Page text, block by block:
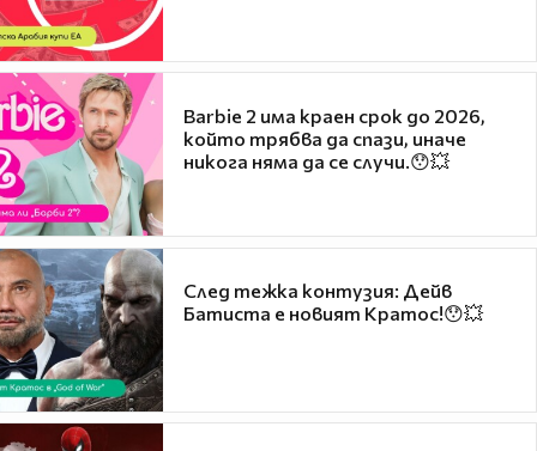
Barbie 2 има краен срок до 2026,
който трябва да спази, иначе
никога няма да се случи.😯💥
След тежка контузия: Дейв
Батиста е новият Кратос!😯💥